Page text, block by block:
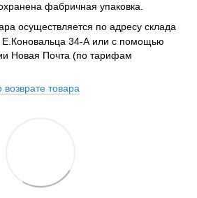
фабричная упаковка.
осуществляется по адресу склада
Е.Коновальца 34-А или с помощью
Новая Почта (по тарифам
товара